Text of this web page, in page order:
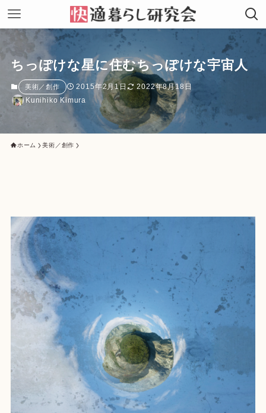
ちっぽけな星に住むちっぽけな宇宙人
美術／創作 2015年2月1日
2022年8月18日
Kunihiko Kimura
ホーム 美術／創作